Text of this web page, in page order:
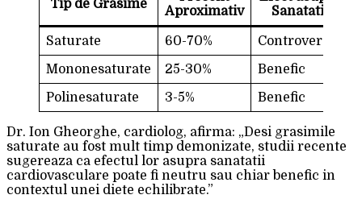
Tip de Grasime
Aproximativ
Sanatatii
Saturate 60-70%
Controversat
Mononesaturate
25-30%
Benefic
Polinesaturate
3-5% Benefic
Dr. Ion Gheorghe, cardiolog, afirma: „Desi grasimile
saturate au fost mult timp demonizate, studii recente
sugereaza ca efectul lor asupra sanatatii
cardiovasculare poate fi neutru sau chiar benefic in
contextul unei diete echilibrate.”